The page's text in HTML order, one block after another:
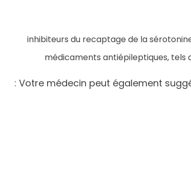
inhibiteurs du recaptage de la
médicaments antiépileptiques,
Votre médecin peut également